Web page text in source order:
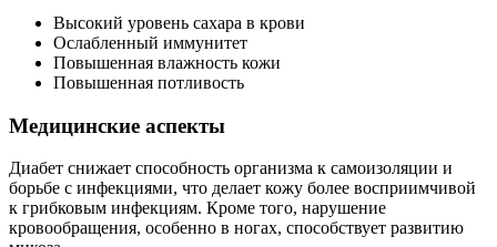
Высокий уровень сахара в крови
Ослабленный иммунитет
Повышенная влажность кожи
Повышенная потливость
Медицинские аспекты
Диабет снижает способность организма к самоизоляции и
борьбе с инфекциями, что делает кожу более восприимчивой
к грибковым инфекциям. Кроме того, нарушение
кровообращения, особенно в ногах, способствует развитию